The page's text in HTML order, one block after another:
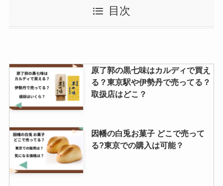
る？2024年も購入できる？通販で
の取扱い状況は？？
消えちゃうキャンディ 販売終了は
なぜ？販売店はどこで売ってい
る？仕組みはどうなってる？
天使の羽 お菓子はどこに売って
る？ドンキで買える？
目次
原了郭の黒七味はカルディで買え
る？東京駅や伊勢丹で売ってる？
取扱店はどこ？
因幡の白兎お菓子 どこで売って
る?東京での購入は可能？